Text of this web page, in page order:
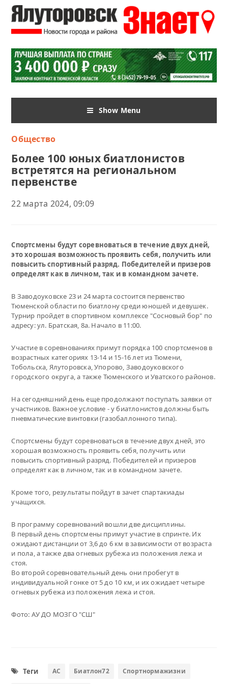
Show Menu
Общество
Более 100 юных биатлонистов
встретятся на региональном
первенстве
22 марта 2024, 09:09
Спортсмены будут соревноваться в течение двух дней,
это хорошая возможность проявить себя, получить или
повысить спортивный разряд. Победителей и призеров
определят как в личном, так и в командном зачете.
В Заводоуковске 23 и 24 марта состоится первенство
Тюменской области по биатлону среди юношей и девушек.
Турнир пройдет в спортивном комплексе "Сосновый бор" по
адресу: ул. Братская, 8а. Начало в 11:00.
Участие в соревнованиях примут порядка 100 спортсменов в
возрастных категориях 13-14 и 15-16 лет из Тюмени,
Тобольска, Ялуторовска, Упорово, Заводоуковского
городского округа, а также Тюменского и Уватского районов.
На сегодняшний день еще продолжают поступать заявки от
участников. Важное условие - у биатлонистов должны быть
пневматические винтовки (газобаллонного типа).
Спортсмены будут соревноваться в течение двух дней, это
хорошая возможность проявить себя, получить или
повысить спортивный разряд. Победителей и призеров
определят как в личном, так и в командном зачете.
Кроме того, результаты пойдут в зачет спартакиады
учащихся.
В программу соревнований вошли две дисциплины.
В первый день спортсмены примут участие в спринте. Их
ожидают дистанции от 3,6 до 6 км в зависимости от возраста
и пола, а также два огневых рубежа из положения лежа и
стоя.
Во второй соревновательный день они пробегут в
индивидуальной гонке от 5 до 10 км, и их ожидает четыре
огневых рубежа из положения лежа и стоя.
Фото: АУ ДО МОЗГО "СШ"
Теги АС Биатлон72 Спортнормажизни